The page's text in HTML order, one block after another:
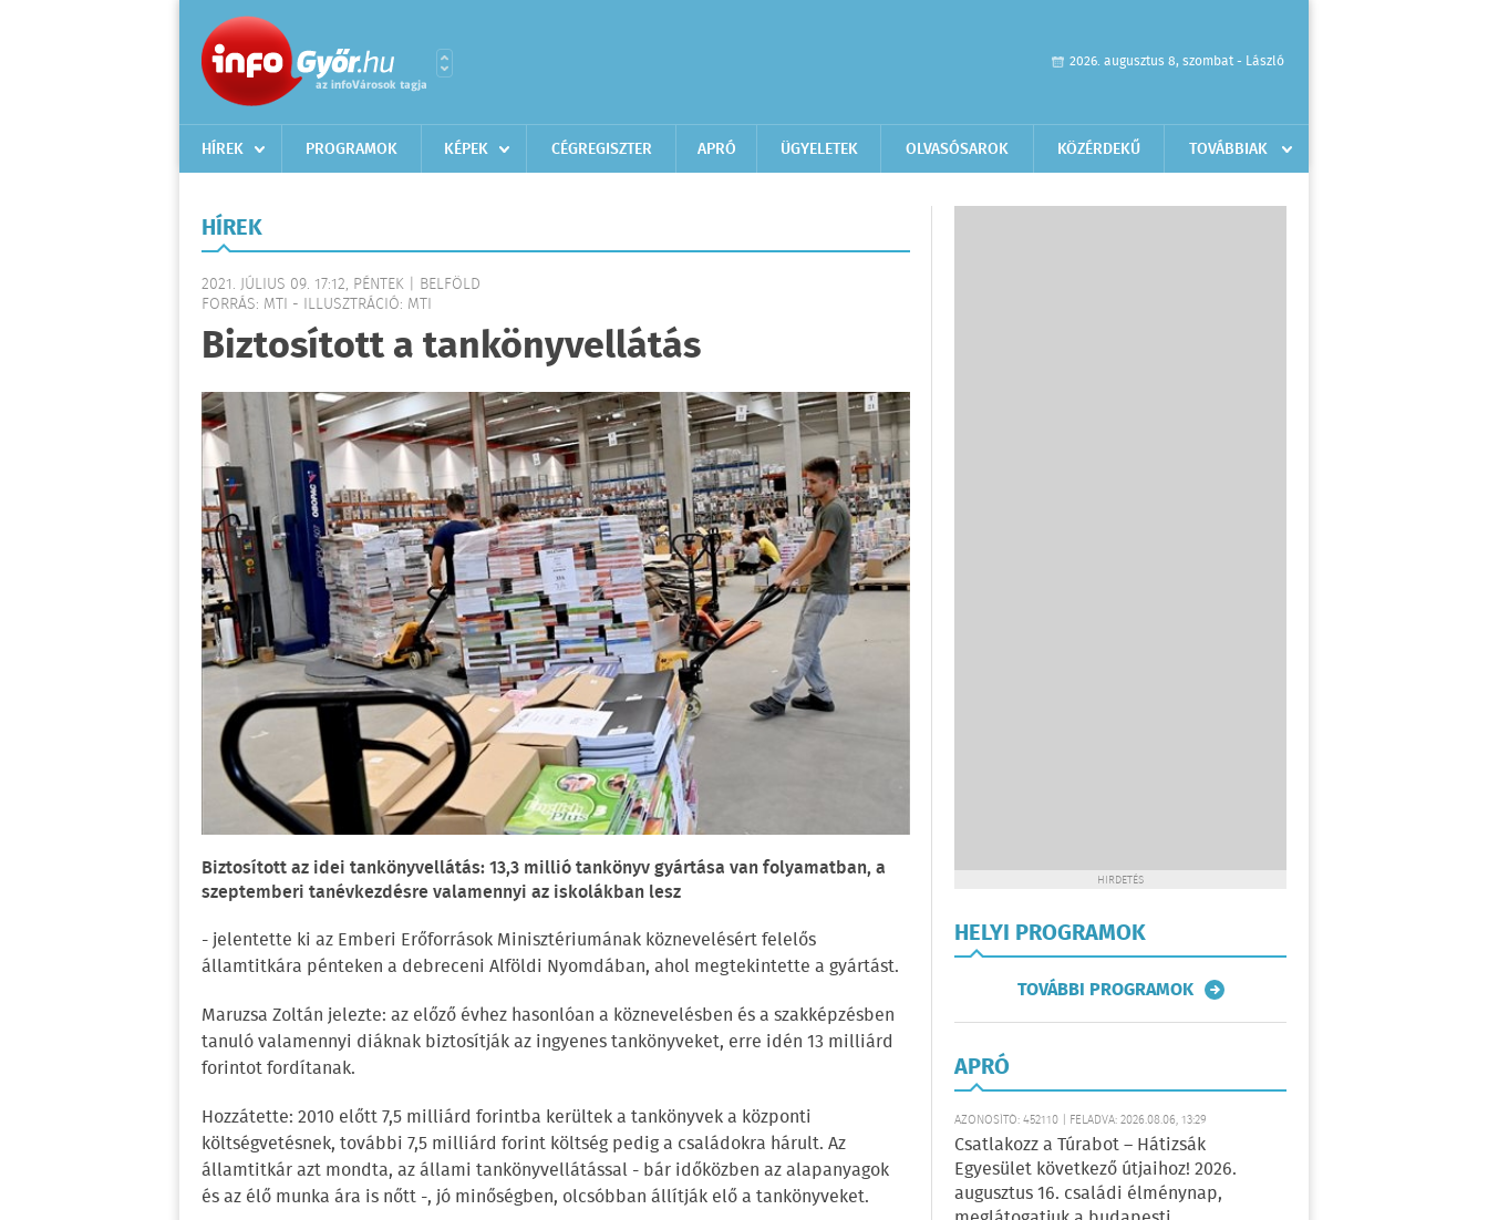
2026. augusztus 8, szombat - László
HÍREK PROGRAMOK KÉPEK CÉGREGISZTER APRÓ ÜGYELETEK OLVASÓSAROK KÖZÉRDEKŰ TOVÁBBIAK
HÍREK
2021. JÚLIUS 09. 17:12, PÉNTEK | BELFÖLD
FORRÁS: MTI - ILLUSZTRÁCIÓ: MTI
Biztosított a tankönyvellátás
Biztosított az idei tankönyvellátás: 13,3 millió tankönyv gyártása van folyamatban, a
szeptemberi tanévkezdésre valamennyi az iskolákban lesz
- jelentette ki az Emberi Erőforrások Minisztériumának köznevelésért felelős
államtitkára pénteken a debreceni Alföldi Nyomdában, ahol megtekintette a gyártást.
Maruzsa Zoltán jelezte: az előző évhez hasonlóan a köznevelésben és a szakképzésben
tanuló valamennyi diáknak biztosítják az ingyenes tankönyveket, erre idén 13 milliárd
forintot fordítanak.
Hozzátette: 2010 előtt 7,5 milliárd forintba kerültek a tankönyvek a központi
költségvetésnek, további 7,5 milliárd forint költség pedig a családokra hárult. Az
államtitkár azt mondta, az állami tankönyvellátással - bár időközben az alapanyagok
és az élő munka ára is nőtt -, jó minőségben, olcsóbban állítják elő a tankönyveket.
HIRDETÉS
HELYI PROGRAMOK
TOVÁBBI PROGRAMOK
APRÓ
AZONOSÍTÓ: 452110 | FELADVA: 2026.08.06, 13:29
Csatlakozz a Túrabot – Hátizsák
Egyesület következő útjaihoz! 2026.
augusztus 16. családi élménynap,